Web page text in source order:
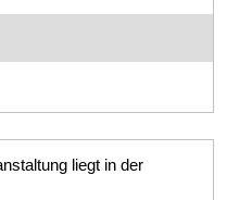
liegt in der